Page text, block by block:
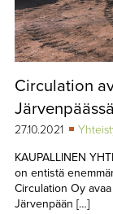
Circulation
Järvenpäässä
27.10.2021
KAUPALLINEN
on entistä
Circulation Oy
Järvenpään […]